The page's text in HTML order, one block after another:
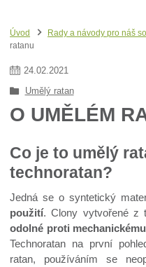
Stín
Úvod Rady a návody pro náš
ratanu
24.02.2021
Umělý ratan
O UMĚLÉM
Co je to umělý
technoratan?
Jedná se o syntetický
použití. Clony vytvořené z
odolné proti
Technoratan na první
ratan, používáním se